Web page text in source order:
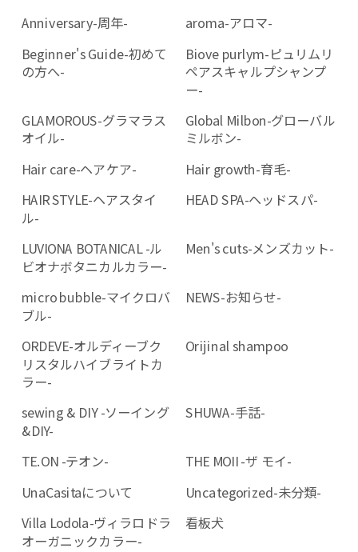
Anniversary-周年-
aroma-アロマ-
Beginner's Guide-初めて
の方へ-
Biove purlym-ピュリムリ
ペアスキャルプシャンプ
ー-
GLAMOROUS-グラマラス
オイル-
Global Milbon-グローバル
ミルボン-
Hair care-ヘアケア-
Hair growth-育毛-
HAIR STYLE-ヘアスタイ
ル-
HEAD SPA-ヘッドスパ-
LUVIONA BOTANICAL -ル
ビオナボタニカルカラー-
Men's cuts-メンズカット-
micro bubble-マイクロバ
ブル-
NEWS-お知らせ-
ORDEVE-オルディーブク
リスタルハイブライトカ
ラー-
Orijinal shampoo
sewing & DIY -ソーイング
&DIY-
SHUWA-手話-
TE.ON -テオン-
THE MOII -ザ モイ-
UnaCasitaについて
Uncategorized-未分類-
Villa Lodola-ヴィラロドラ
オーガニックカラー-
看板犬